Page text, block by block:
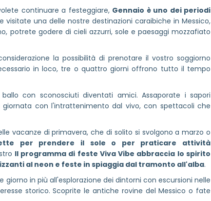
continuare a festeggiare, Gennaio è uno dei periodi
visitate una delle nostre destinazioni caraibiche in Messico,
potrete godere di cieli azzurri, sole e paesaggi mozzafiato
la possibilità di prenotare il vostro soggiorno
in loco, tre o quattro giorni offrono tutto il tempo
con sconosciuti diventati amici. Assaporate i sapori
con l'intrattenimento dal vivo, con spettacoli che
vacanze di primavera, che di solito si svolgono a marzo o
per prendere il sole o per praticare attività
Il programma di feste Viva Vibe abbraccia lo spirito
al neon e feste in spiaggia dal tramonto all'alba.
in più all'esplorazione dei dintorni con escursioni nelle
storico. Scoprite le antiche rovine del Messico o fate